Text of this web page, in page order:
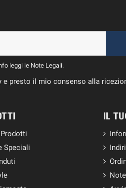
leggi le Note Legali.
presto il mio consenso alla
Speciali
IL